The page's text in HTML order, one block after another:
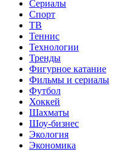
Сериалы
Спорт
ТВ
Теннис
Технологии
Тренды
Фигурное катание
Фильмы и сериалы
Футбол
Хоккей
Шахматы
Шоу-бизнес
Экология
Экономика